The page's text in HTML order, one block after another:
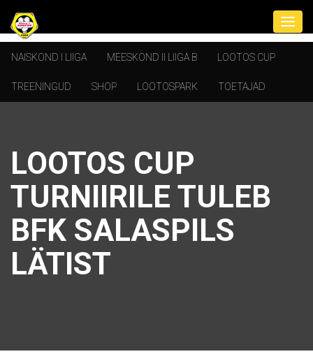
NAISKOND I LIIGA MEESKOND II LIIGA B LOOTOS CUP
TREENINGUD SHOP LOOTOSPARK TOETAJAD
LOOTOS CUP
TURNIIRILE TULEB
BFK SALASPILS
LÄTIST